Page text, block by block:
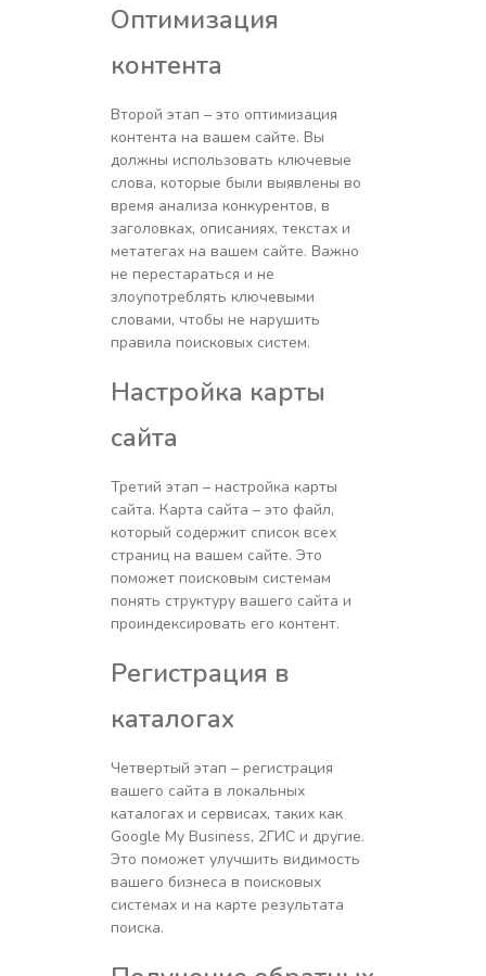
Оптимизация
контента
Второй этап – это оптимизация
контента на вашем сайте. Вы
должны использовать ключевые
слова, которые были выявлены во
время анализа конкурентов, в
заголовках, описаниях, текстах и
метатегах на вашем сайте. Важно
не перестараться и не
злоупотреблять ключевыми
словами, чтобы не нарушить
правила поисковых систем.
Настройка карты
сайта
Третий этап – настройка карты
сайта. Карта сайта – это файл,
который содержит список всех
страниц на вашем сайте. Это
поможет поисковым системам
понять структуру вашего сайта и
проиндексировать его контент.
Регистрация в
каталогах
Четвертый этап – регистрация
вашего сайта в локальных
каталогах и сервисах, таких как
Google My Business, 2ГИС и другие.
Это поможет улучшить видимость
вашего бизнеса в поисковых
системах и на карте результата
поиска.